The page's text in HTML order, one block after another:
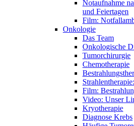
Notaufnahme
und Feiertagen
Film:
Onkologie
Das Team
Onkologische
Tumorchirurgie
Chemotherapie
Film:
Video: Unser
Kryotherapie
Diagnose Krebs